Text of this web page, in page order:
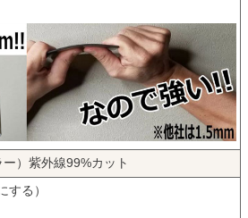
）紫外線99%カット
する）